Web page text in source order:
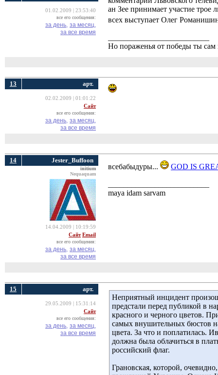
01.02.2009 | 23:53:40
все его сообщения:
за день, за месяц,
за все время
ан Зее принимает участие
всех выступает Олег
Но пораженья от победы ты сам
13 арт.
02.02.2009 | 01:01:22
Сайт
все его сообщения:
за день, за месяц,
за все время
14 Jester_Buffoon
initium
Nequaquam
14.04.2009 | 10:19:59
Сайт Email
все его сообщения:
за день, за месяц,
за все время
всебабыдуры... GOD IS
maya idam sarvam
15 арт.
29.05.2009 | 15:31:14
Сайт
все его сообщения:
за день, за месяц,
за все время
Неприятный инцидент
предстали перед публикой в
красного и черного цветов.
самых внушительных бюстов
цвета. За что и поплатилась.
должна была облачиться в
российский флаг.
Грановская, которой,